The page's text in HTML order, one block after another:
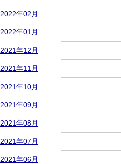
2022年02月
2022年01月
2021年12月
2021年11月
2021年10月
2021年09月
2021年08月
2021年07月
2021年06月